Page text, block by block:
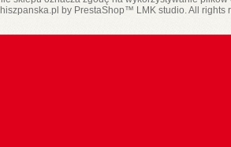
by PrestaShop™ LMK studio. All rights